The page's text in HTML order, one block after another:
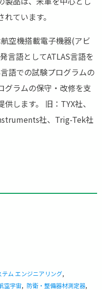
ています。
空機搭載電子機器(アビ
言語としてATLAS言語を
語での試験プログラムの
グラムの保守・改修を支
します。 旧：TYX社、
社、Trig-Tek社
テム エンジニアリング,
空宇宙, 防衛・整備器材測定器,